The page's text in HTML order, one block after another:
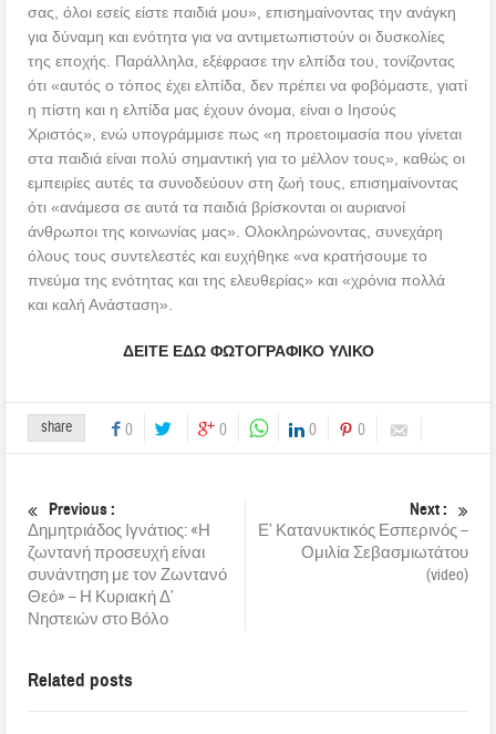
σας, όλοι εσείς είστε παιδιά μου», επισημαίνοντας την ανάγκη
για δύναμη και ενότητα για να αντιμετωπιστούν οι δυσκολίες
της εποχής. Παράλληλα, εξέφρασε την ελπίδα του, τονίζοντας
ότι «αυτός ο τόπος έχει ελπίδα, δεν πρέπει να φοβόμαστε, γιατί
η πίστη και η ελπίδα μας έχουν όνομα, είναι ο Ιησούς
Χριστός», ενώ υπογράμμισε πως «η προετοιμασία που γίνεται
στα παιδιά είναι πολύ σημαντική για το μέλλον τους», καθώς οι
εμπειρίες αυτές τα συνοδεύουν στη ζωή τους, επισημαίνοντας
ότι «ανάμεσα σε αυτά τα παιδιά βρίσκονται οι αυριανοί
άνθρωποι της κοινωνίας μας». Ολοκληρώνοντας, συνεχάρη
όλους τους συντελεστές και ευχήθηκε «να κρατήσουμε το
πνεύμα της ενότητας και της ελευθερίας» και «χρόνια πολλά
και καλή Ανάσταση».
ΔΕΙΤΕ ΕΔΩ ΦΩΤΟΓΡΑΦΙΚΟ ΥΛΙΚΟ
share 0 0 0 0
Previous :
Δημητριάδος Ιγνάτιος: «Η
ζωντανή προσευχή είναι
συνάντηση με τον Ζωντανό
Θεό» – Η Κυριακή Δ’
Νηστειών στο Βόλο
Next :
Ε’ Κατανυκτικός Εσπερινός –
Ομιλία Σεβασμιωτάτου
(video)
Related posts